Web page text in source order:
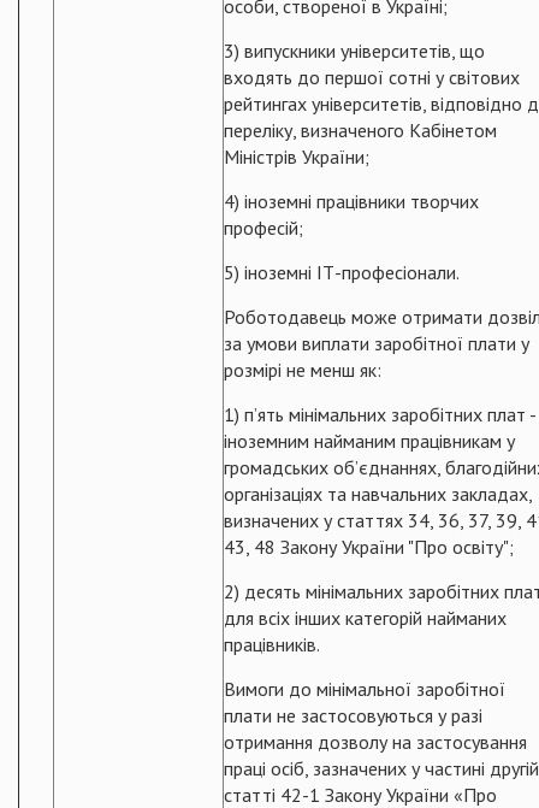
особи, створеної в Україні;
3) випускники університетів, що
входять до першої сотні у світових
рейтингах університетів, відповідно
переліку, визначеного Кабінетом
Міністрів України;
4) іноземні працівники творчих
професій;
5) іноземні ІТ-професіонали.
Роботодавець може отримати
за умови виплати заробітної плати у
розмірі не менш як:
1) п’ять мінімальних заробітних плат -
іноземним найманим працівникам у
громадських об’єднаннях,
організаціях та навчальних закладах,
визначених у статтях 34, 36, 37, 39,
43, 48 Закону України "Про освіту";
2) десять мінімальних заробітних
для всіх інших категорій найманих
працівників.
Вимоги до мінімальної заробітної
плати не застосовуються у разі
отримання дозволу на застосування
праці осіб, зазначених у частині другій
статті 42-1 Закону України «Про